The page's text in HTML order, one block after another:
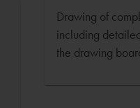
Drawing of
including
the drawing